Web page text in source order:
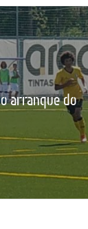
arranque do